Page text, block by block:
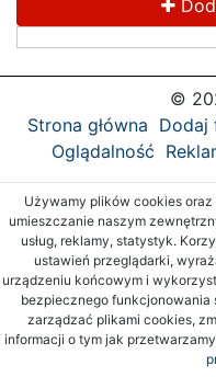
©
Strona główna Dodaj
Oglądalność
Używamy plików cookies
umieszczanie naszym
usług, reklamy, statystyk.
ustawień przeglądarki,
urządzeniu końcowym i
bezpiecznego funkcjonowania
zarządzać plikami cookies,
informacji o tym jak